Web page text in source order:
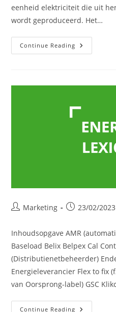
eenheid elektriciteit die uit
wordt geproduceerd. Het…
Continue Reading
En
PostMarketing
Post23/02/2023
Inhoudsopgave AMR
Baseload Belix Belpex Cal
(Distributienetbeheerder)
Energieleverancier Flex to fix
van Oorsprong-label) GSC
Continue Reading